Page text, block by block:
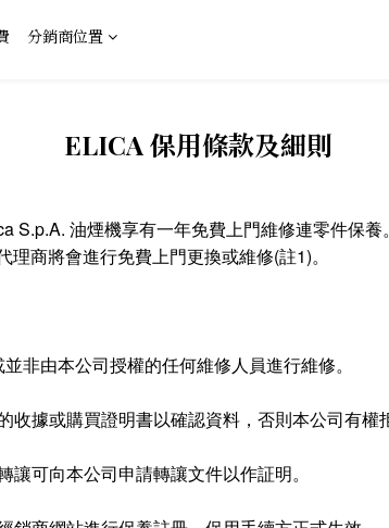
分銷商位置
ELICA 保用條款及細則
S.p.A. 油煙機享有一年免費上門維修連零件保
理商將會進行免費上門更換或維修(註1)。
非由本公司授權的任何維修人員進行維修。
據或購買證明書以確認資料，否則本公司有權
可向本公司申請轉讓文件以作証明。